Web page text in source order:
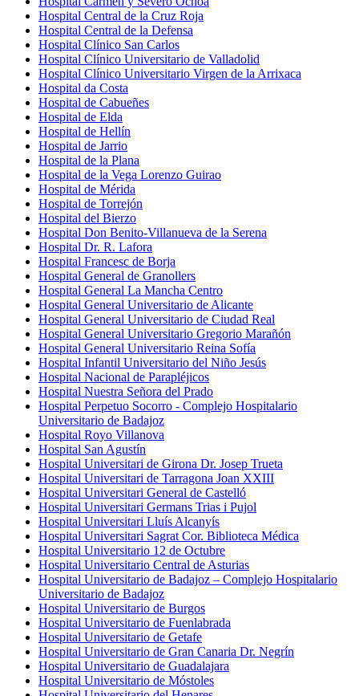
Hospital Central de la Cruz Roja
Hospital Central de la Defensa
Hospital Clínico San Carlos
Hospital Clínico Universitario de Valladolid
Hospital Clínico Universitario Virgen de la Arrixaca
Hospital da Costa
Hospital de Cabueñes
Hospital de Elda
Hospital de Hellín
Hospital de Jarrio
Hospital de la Plana
Hospital de la Vega Lorenzo Guirao
Hospital de Mérida
Hospital de Torrejón
Hospital del Bierzo
Hospital Don Benito-Villanueva de la Serena
Hospital Dr. R. Lafora
Hospital Francesc de Borja
Hospital General de Granollers
Hospital General La Mancha Centro
Hospital General Universitario de Alicante
Hospital General Universitario de Ciudad Real
Hospital General Universitario Gregorio Marañón
Hospital General Universitario Reina Sofía
Hospital Infantil Universitario del Niño Jesús
Hospital Nacional de Parapléjicos
Hospital Nuestra Señora del Prado
Hospital Perpetuo Socorro - Complejo Hospitalario
Universitario de Badajoz​
Hospital Royo Villanova
Hospital San Agustín
Hospital Universitari de Girona Dr. Josep Trueta
Hospital Universitari de Tarragona Joan XXIII
Hospital Universitari General de Castelló
Hospital Universitari Germans Trias i Pujol
Hospital Universitari Lluís Alcanyís
Hospital Universitari Sagrat Cor. Biblioteca Médica
Hospital Universitario 12 de Octubre
Hospital Universitario Central de Asturias
Hospital Universitario de Badajoz – Complejo Hospitalario
Universitario de Badajoz
Hospital Universitario de Burgos
Hospital Universitario de Fuenlabrada
Hospital Universitario de Getafe
Hospital Universitario de Gran Canaria Dr. Negrín
Hospital Universitario de Guadalajara
Hospital Universitario de Móstoles